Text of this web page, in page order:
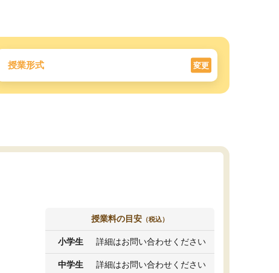
授業形式 変更
授業料の目安 （税込）
小学生 詳細はお問い合わせください
中学生 詳細はお問い合わせください